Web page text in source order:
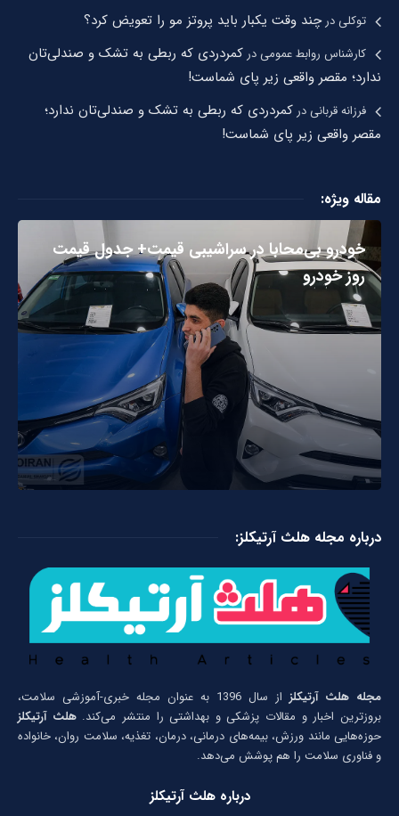
توکلیدرچند وقت یکبار باید پروتز مو را تعویض کرد؟
کارشناس روابط عمومیدرکمردردی که ربطی به تشک و صندلی‌تان
ندارد؛ مقصر واقعی زیر پای شماست!
فرزانه قربانیدرکمردردی که ربطی به تشک و صندلی‌تان ندارد؛
مقصر واقعی زیر پای شماست!
مقاله ویژه:
خودرو بی‌محابا در سراشیبی قیمت+ جدول قیمت
روز خودرو
درباره مجله هلث آرتیکلز:
مجله هلث آرتیکلز
از سال 1396 به عنوان مجله خبری-آموزشی سلامت،
بروزترین اخبار و مقالات پزشکی و بهداشتی را منتشر می‌کند.هلث آرتیکلز
حوزه‌هایی مانند ورزش، بیمه‌های درمانی، درمان، تغذیه، سلامت روان، خانواده
و فناوری سلامت را هم پوشش می‌دهد.
درباره هلث آرتیکلز